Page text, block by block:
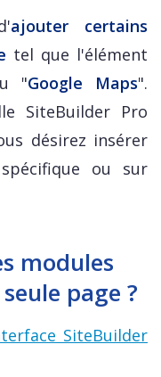
ajouter certains
tel que l'élément
"Google Maps".
SiteBuilder Pro
désirez insérer
ou sur
modules
page ?
SiteBuilder